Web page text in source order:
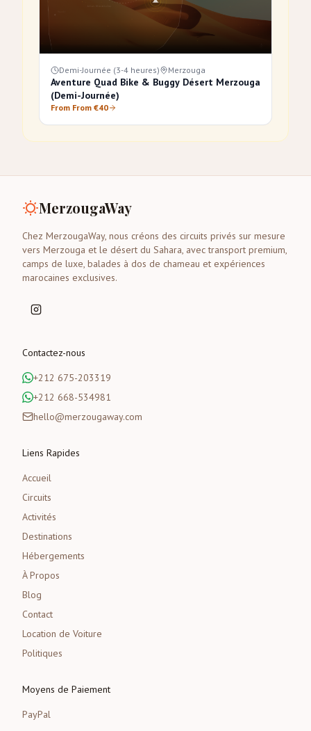
Demi-Journée (3-4 heures) Merzouga
Aventure Quad Bike & Buggy Désert Merzouga
(Demi-Journée)
From From €40
MerzougaWay
Chez MerzougaWay, nous créons des circuits privés sur mesure
vers Merzouga et le désert du Sahara, avec transport premium,
camps de luxe, balades à dos de chameau et expériences
marocaines exclusives.
Contactez-nous
+212 675-203319
+212 668-534981
hello@merzougaway.com
Liens Rapides
Accueil
Circuits
Activités
Destinations
Hébergements
À Propos
Blog
Contact
Location de Voiture
Politiques
Moyens de Paiement
PayPal